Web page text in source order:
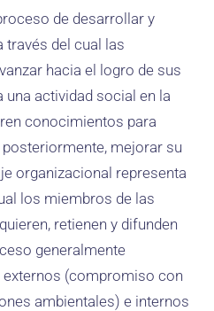
de desarrollar y
través del cual las
hacia el logro de sus
actividad social en la
conocimientos para
mejorar su
organizacional representa
los miembros de las
retienen y difunden
generalmente
(compromiso con
ambientales) e internos